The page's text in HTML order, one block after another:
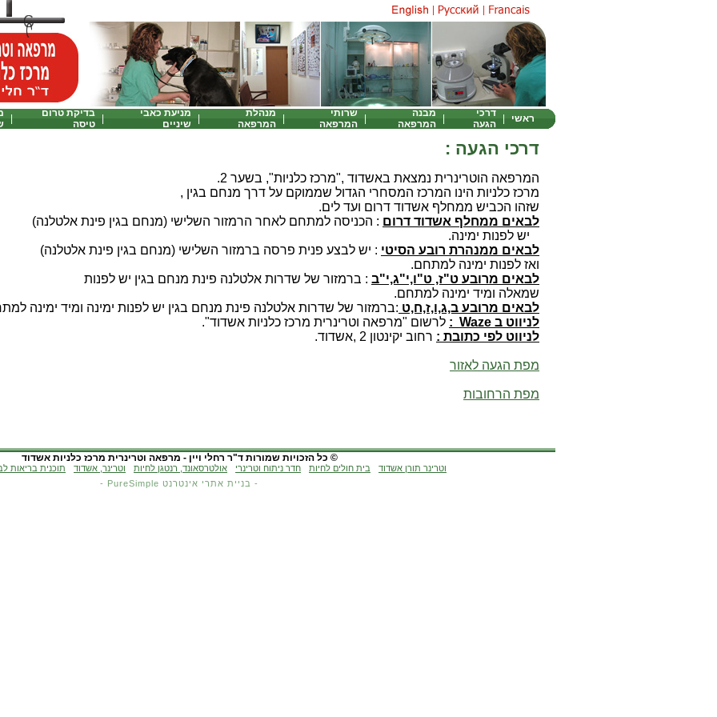
בדיקת טרום
טיסה
מניעת כאבי
שיניים
מנהלת
המרפאה
שרותי
המרפאה
מבנה
המרפאה
דרכי
הגעה
ראשי
דרכי הגעה :
המרפאה הוטרינרית נמצאת באשדוד ,"מרכז כלניות", בשער 2.
מרכז כלניות הינו המרכז המסחרי הגדול שממוקם על דרך מנחם בגין ,
שזהו הכביש ממחלף אשדוד דרום ועד לים.
לבאים ממחלף אשדוד דרום : הכניסה למתחם לאחר הרמזור השלישי (מנחם בגין פינת אלטלנה)
יש לפנות ימינה.
לבאים ממנהרת רובע הסיטי : יש לבצע פנית פרסה ברמזור השלישי (מנחם בגין פינת אלטלנה)
ואז לפנות ימינה למתחם.
לבאים מרובע ט"ז, ט"ו,י"ג,י"ב : ברמזור של שדרות אלטלנה פינת מנחם בגין יש לפנות
שמאלה ומיד ימינה למתחם.
לבאים מרובע ב,ג,ו,ז,ח,ט :ברמזור של שדרות אלטלנה פינת מנחם בגין יש לפנות ימינה ומיד ימינה
לניווט ב Waze :
לרשום "מרפאה וטרינרית מרכז כלניות אשדוד".
לניווט לפי כתובת : רחוב יקינטון 2 ,אשדוד.
מפת הגעה לאזור
מפת הרחובות
© כל הזכויות שמורות ד"ר רחלי ויין - מרפאה וטרינרית מרכז כלניות אשדוד
תוכנית בריאות וטרינר, אשדוד אולטרסאונד, רנטגן לחיות חדר ניתוח וטרינרי בית חולים לחיות
וטרינר תורן אשדוד
- בניית אתרי אינטרנט PureSimple -